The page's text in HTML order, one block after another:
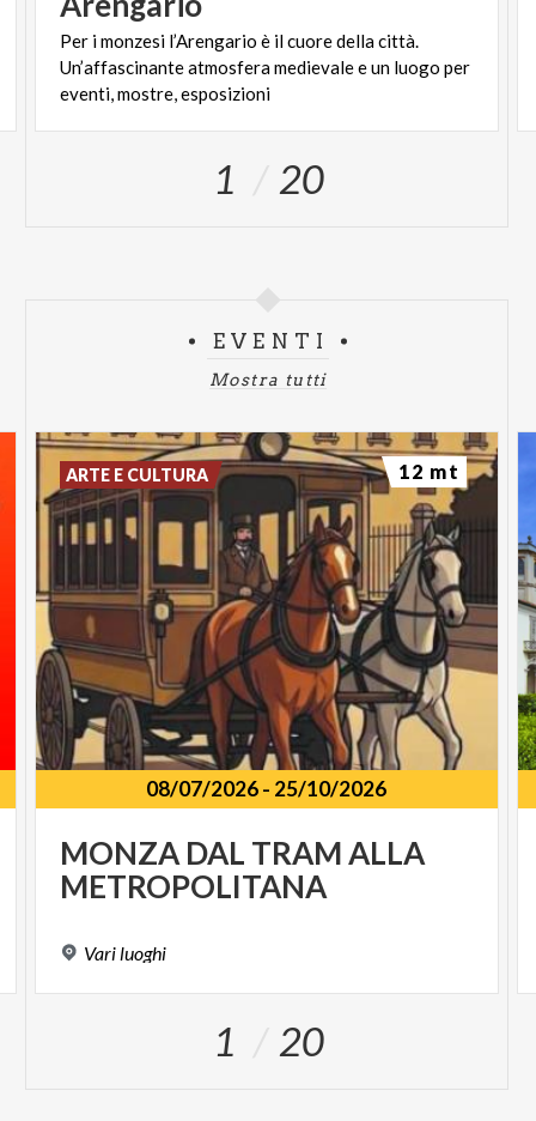
Per i monzesi l’Arengario è il cuore della città.
Un’affascinante atmosfera medievale e un luogo per
eventi, mostre, esposizioni
1 20
EVENTI
Mostra tutti
08/07/2026- 25/10/2026
MONZA DAL TRAMALLA
METROPOLITANA
Vari luoghi
ARTE E CULTURA 12 mt
1 20